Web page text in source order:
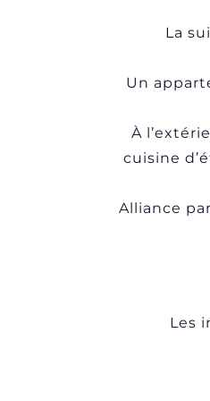
La
Un
À
cuisine
Alliance
Les